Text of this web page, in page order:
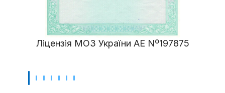
Ліцензія МОЗ України АЕ Nº197875